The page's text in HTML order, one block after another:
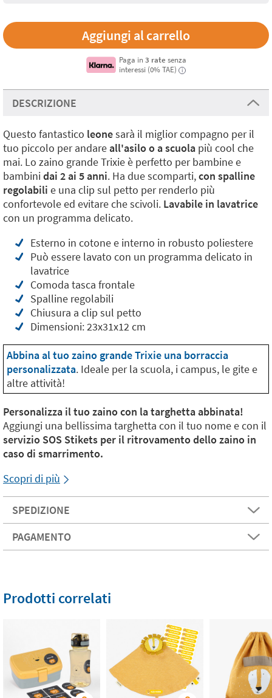
Paga in 3 rate senza
interessi (0% TAE)
i
DESCRIZIONE
Questo fantastico leonesarà il miglior compagno per il
tuo piccolo per andareall'asilo o a scuola più cool che
mai. Lo zaino grande Trixie è perfetto per bambine e
bambinidai 2 ai 5 anni. Ha due scomparti,con spalline
regolabili e una clip sul petto per renderlo più
confortevole ed evitare che scivoli. Lavabile in lavatrice
con un programma delicato.
Esterno in cotone e interno in robusto poliestere
Può essere lavato con un programma delicato in
lavatrice
Comoda tasca frontale
Spalline regolabili
Chiusura a clip sul petto
Dimensioni: 23x31x12 cm
Abbina al tuo zaino grande Trixie una borraccia
personalizzata. Ideale per la scuola, i campus, le gite e
altre attività!
Personalizza il tuo zaino con la targhetta abbinata!
Aggiungi una bellissima targhetta con il tuo nome e con il
servizio SOS Stikets per il ritrovamento dello zaino in
caso di smarrimento.
Scopri di più
SPEDIZIONE
PAGAMENTO
Prodotti correlati